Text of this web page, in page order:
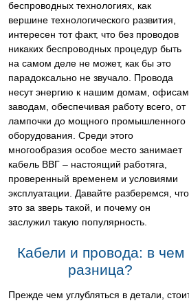
беспроводных технологиях, как
вершине технологического развития,
интересен тот факт, что без проводов
никаких беспроводных процедур быть
на самом деле не может, как бы это
парадоксально не звучало. Провода
несут энергию к нашим домам, офисам,
заводам, обеспечивая работу всего, от
лампочки до мощного промышленного
оборудования. Среди этого
многообразия особое место занимает
кабель ВВГ – настоящий работяга,
проверенный временем и условиями
эксплуатации. Давайте разберемся, что
это за зверь такой, и почему он
заслужил такую популярность.
Кабели и провода: в чем
разница?
Прежде чем углубляться в детали,